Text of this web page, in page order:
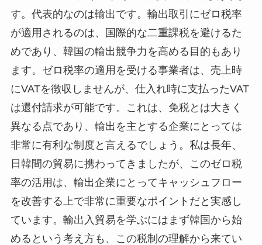
す。代表的なのは輸出です。輸出取引にゼロ税率
が適用されるのは、国際的な二重課税を避けるた
めであり、韓国の輸出競争力を高める目的もあり
ます。ゼロ税率の適用を受ける事業者は、売上時
にVATを徴収しませんが、仕入れ時に支払ったVAT
は還付請求が可能です。これは、免税とは大きく
異なる点であり、輸出を主とする企業にとっては
非常に有利な制度と言えるでしょう。私は長年、
日韓間の貿易に携わってきましたが、このゼロ税
率の活用は、輸出企業にとってキャッシュフロー
を改善する上で非常に重要なポイントだと実感し
ています。輸出入貿易を学ぶにはまず韓国から始
めるという考え方も、この税制の理解から来てい